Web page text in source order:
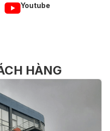
Youtube
HÀNG